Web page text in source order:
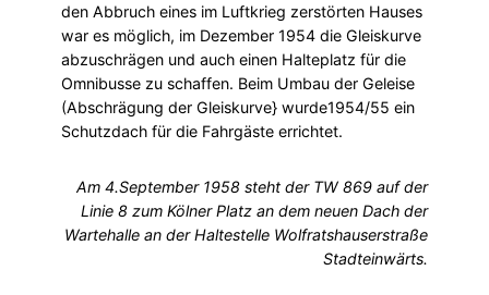
den Abbruch eines im Luftkrieg zerstörten Hauses
war es möglich, im Dezember 1954 die Gleiskurve
abzuschrägen und auch einen Halteplatz für die
Omnibusse zu schaffen. Beim Umbau der Geleise
(Abschrägung der Gleiskurve} wurde1954/55 ein
Schutzdach für die Fahrgäste errichtet.
Am 4.September 1958 steht der TW 869 auf der
Linie 8 zum Kölner Platz an dem neuen Dach der
Wartehalle an der Haltestelle Wolfratshauserstraße
Stadteinwärts.